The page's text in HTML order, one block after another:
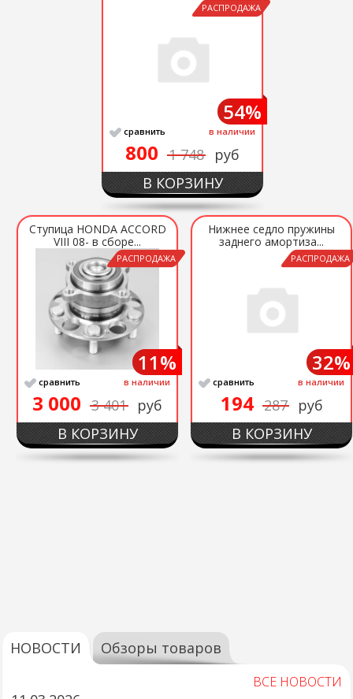
РАСПРОДАЖА
сравнить в наличии
800 1 748 руб
54%
В КОРЗИНУ
РАСПРОДАЖА
Ступица HONDA ACCORD
VIII 08- в сборе...
сравнить в наличии
3 000 3 401 руб
11%
В КОРЗИНУ
РАСПРОДАЖА
Нижнее седло пружины
заднего амортиза...
сравнить в наличии
194 287 руб
32%
В КОРЗИНУ
НОВОСТИ Обзоры товаров
ВСЕ НОВОСТИ